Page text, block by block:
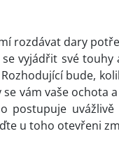
rozdávat dary
vyjádřit své
bude,
vám vaše ochota
postupuje
u toho otevřeni